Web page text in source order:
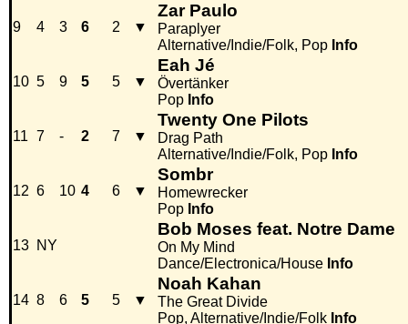
9 4 3 6 2 ▼
Zar Paulo
Paraplyer
Alternative/Indie/Folk, Pop Info
10 5 9 5 5 ▼
Eah Jé
Övertänker
Pop Info
11 7 - 2 7 ▼
Twenty One Pilots
Drag Path
Alternative/Indie/Folk, Pop Info
12 6 10 4 6 ▼
Sombr
Homewrecker
Pop Info
13 NY
Bob Moses feat. Notre Dame
On My Mind
Dance/Electronica/House Info
14 8 6 5 5 ▼
Noah Kahan
The Great Divide
Pop, Alternative/Indie/Folk Info